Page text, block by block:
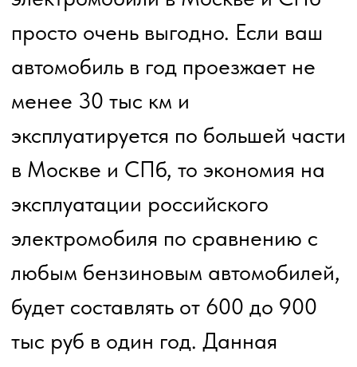
стоимость парковки в Москве
и СПб ровна 0
проезд по платным трассам
исключением ЗСД в СПб где
списывается 50% от
стоимости проезда
Предлагаем вам на практике
ознакомиться с реальной
эксплуатации отечественного
принять решение о переходе на
отечественный электротранспорт,
в результате чего вы существенно
сэкономите финансы своей